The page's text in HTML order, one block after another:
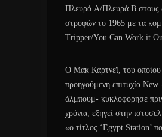
Πλευρά A/Πλευρά B στους
στροφών το 1965 με τα
Tripper/You Can Work it
Ο Μακ Κάρτνεϊ, του
προηγούμενη επιτυχία
άλμπουμ- κυκλοφόρησε
χρόνια, εξηγεί στην
«ο τίτλος ‘Egypt Station’